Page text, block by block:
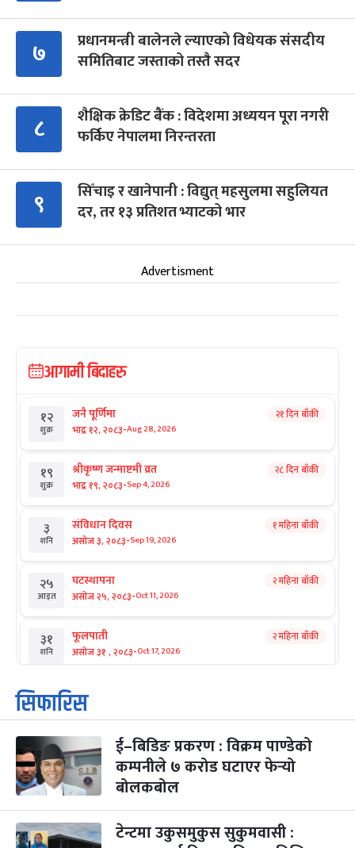
७
प्रधानमन्त्री बालेनले ल्याएको विधेयक संसदीय
समितिबाट जस्ताको तस्तै सदर
८
शैक्षिक क्रेडिट बैंक : विदेशमा अध्ययन पूरा नगरी
फर्किए नेपालमा निरन्तरता
९
सिँचाइ र खानेपानी : विद्युत् महसुलमा सहुलियत
दर, तर १३ प्रतिशत भ्याटको भार
Advertisment
आगामी बिदाहरु
१२
शुक्र
जनै पूर्णिमा
भाद्र १२, २०८३-Aug 28, 2026
२१ दिन बाँकी
१९
शुक्र
श्रीकृष्ण जन्माष्टमी व्रत
भाद्र १९, २०८३-Sep 4, 2026
२८ दिन बाँकी
३
शनि
संविधान दिवस
असोज ३, २०८३-Sep 19, 2026
१ महिना बाँकी
२५
आइत
घटस्थापना
असोज २५, २०८३-Oct 11, 2026
२ महिना बाँकी
३१
शनि
फूलपाती
असोज ३१ , २०८३-Oct 17, 2026
२ महिना बाँकी
१
आइत
कार्तिक सङ्क्रान्ति
कार्तिक १, २०८३
३
मंगल
महानवमी
कार्तिक ३, २०८३-Oct 20, 2026
२ महिना बाँकी
४
सिफारिस
ई–बिडिङ प्रकरण : विक्रम पाण्डेको
कम्पनीले ७ करोड घटाएर फेर्‍यो
बोलकबोल
टेन्टमा उकुसमुकुस सुकुमवासी :